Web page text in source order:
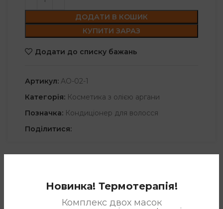
Новинка! Термотерапія!
Комплекс двох масок
ДОДАТИ В КОШИК
КУПИТИ ЗАРАЗ
Додати до списку бажань
Артикул: AO-02-1
Категорія: Косметика з олією аргани
Позначка: Кондиціонер для волосся
Поділитися:
незамінними жирними кислотами і лінолевою кислотою,